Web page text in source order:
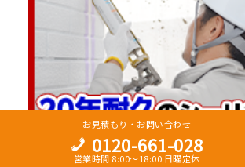
お見積もり・お問い合わせ
0120-661-028
営業時間 8:00～18:00 日曜定休